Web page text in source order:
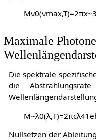
Mν0(νmax,T)=2πx~3
Maximale
Die spektrale
die
M~λ0(λ,T)=2πcλ41e
Nullsetzen der